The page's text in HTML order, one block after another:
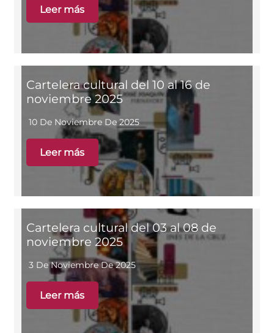
Leer más
Cartelera cultural del 10 al 16 de
noviembre 2025
10 De Noviembre De 2025
Leer más
Cartelera cultural del 03 al 08 de
noviembre 2025
3 De Noviembre De 2025
Leer más